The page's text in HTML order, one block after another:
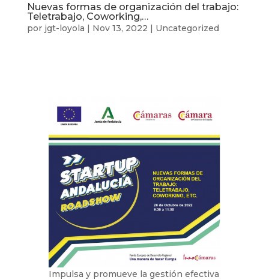
Nuevas formas de organización del trabajo:
Teletrabajo, Coworking,…
por jgt-loyola | Nov 13, 2022 | Uncategorized
Impulsa y promueve la gestión efectiva